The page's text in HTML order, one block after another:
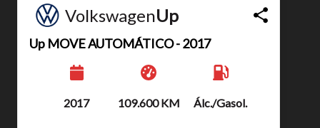
VolkswagenUp
Up MOVE AUTOMÁTICO - 2017
2017 109.600 KM Álc./Gasol.